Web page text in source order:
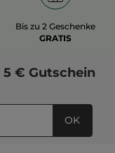
Bis zu 2 Geschenke
GRATIS
5 € Gutschein
OK